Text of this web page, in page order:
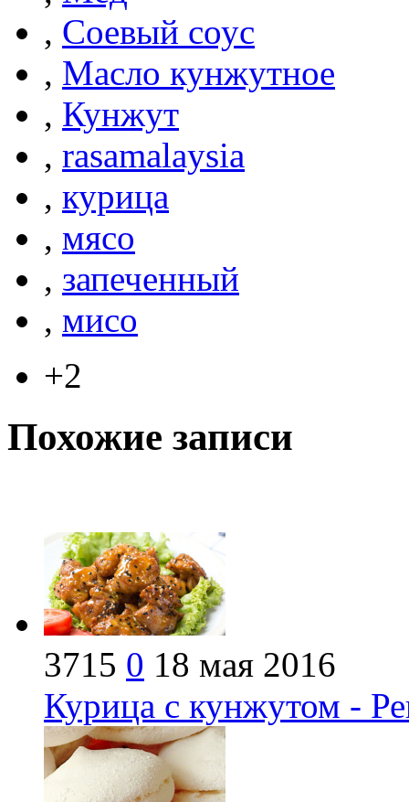
, Соевый соус
, Масло кунжутное
, Кунжут
, rasamalaysia
, курица
, мясо
, запеченный
, мисо
+2
Похожие записи
3715 0 18 мая 2016
Курица с кунжутом -